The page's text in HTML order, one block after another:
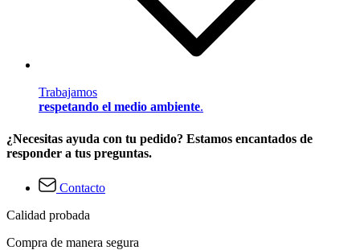
Trabajamos
respetando el medio ambiente.
¿Necesitas ayuda con tu pedido? Estamos encantados de
responder a tus preguntas.
Contacto
Calidad probada
Compra de manera segura